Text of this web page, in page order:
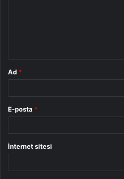
Ad *
E-posta *
İnternet sitesi